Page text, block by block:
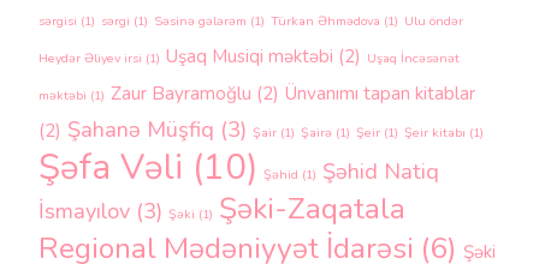
sərgisi (1) sərgi (1) Səsinə gələrəm (1) Türkan Əhmədova (1) Ulu öndər
Heydər Əliyev irsi (1) Uşaq Musiqi məktəbi (2) Uşaq İncəsənət
məktəbi (1) Zaur Bayramoğlu (2) Ünvanımı tapan kitablar
(2) Şahanə Müşfiq (3) Şair (1) Şairə (1) Şeir (1) Şeir kitabı (1)
Şəfa Vəli (10) Şəhid (1) Şəhid Natiq
İsmayılov (3) Şəki (1) Şəki-Zaqatala
Regional Mədəniyyət İdarəsi (6) Şəki